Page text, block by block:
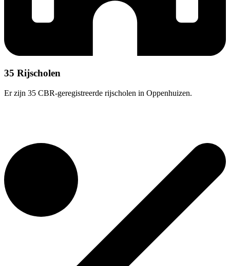
35 Rijscholen
Er zijn 35 CBR-geregistreerde rijscholen in Oppenhuizen.